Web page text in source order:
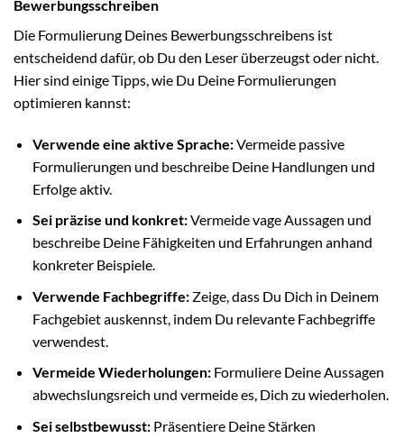
Bewerbungsschreiben
Die Formulierung Deines Bewerbungsschreibens ist
entscheidend dafür, ob Du den Leser überzeugst oder nicht.
Hier sind einige Tipps, wie Du Deine Formulierungen
optimieren kannst:
Verwende eine aktive Sprache:Vermeide passive
Formulierungen und beschreibe Deine Handlungen und
Erfolge aktiv.
Sei präzise und konkret:Vermeide vage Aussagen und
beschreibe Deine Fähigkeiten und Erfahrungen anhand
konkreter Beispiele.
Verwende Fachbegriffe:Zeige, dass Du Dich in Deinem
Fachgebiet auskennst, indem Du relevante Fachbegriffe
verwendest.
Vermeide Wiederholungen:Formuliere Deine Aussagen
abwechslungsreich und vermeide es, Dich zu wiederholen.
Sei selbstbewusst:Präsentiere Deine Stärken